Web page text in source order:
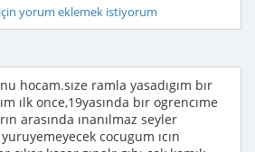
yorum eklemek istiyorum
hocam.sıze ramla yasadıgım bır
ılk once,19yasında bır ogrencıme
arasında ınanılmaz seyler
yuruyemeyecek cocugum ıcın